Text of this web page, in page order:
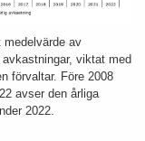
medelvärde av
viktat med
förvaltar. Före 2008
avser den årliga
2022.